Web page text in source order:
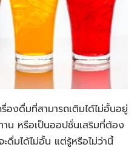
องดื่มที่สามารถเติมได้ไม่อั้นอยู่
าน หรือเป็นออปชั่นเสริมที่ต้อง
ดื่มได้ไม่อั้น แต่รู้หรือไม่ว่านี้